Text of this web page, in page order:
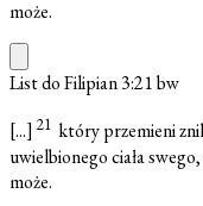
może.
List do Filipian 3:21bw
[...] 21 który przemieni
uwielbionego ciała
może.